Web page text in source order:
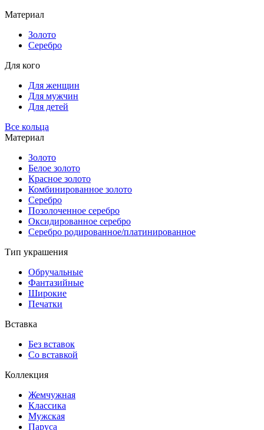
Материал
Золото
Серебро
Для кого
Для женщин
Для мужчин
Для детей
Все кольца
Материал
Золото
Белое золото
Красное золото
Комбинированное золото
Серебро
Позолоченное серебро
Оксидированное серебро
Серебро родированное/платинированное
Тип украшения
Обручальные
Фантазийные
Широкие
Печатки
Вставка
Без вставок
Со вставкой
Коллекция
Жемчужная
Классика
Мужская
Паруса